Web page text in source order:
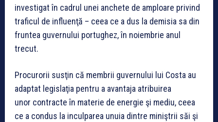
investigat în cadrul unei anchete de amploare privind
traficul de influenţă – ceea ce a dus la demisia sa din
fruntea guvernului portughez, în noiembrie anul
trecut.
Procurorii susţin că membrii guvernului lui Costa au
adaptat legislaţia pentru a avantaja atribuirea
unor contracte în materie de energie şi mediu, ceea
ce a condus la inculparea unuia dintre miniştrii săi şi